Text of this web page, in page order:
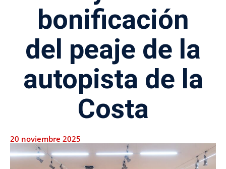
bonificación
del peaje de la
autopista de la
Costa
20 noviembre 2025